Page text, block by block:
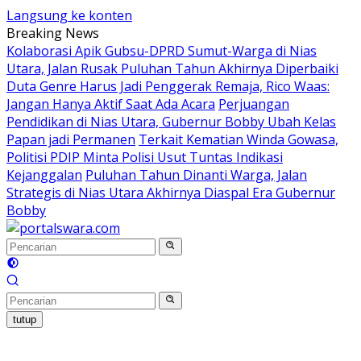
Langsung ke konten
Breaking News
Kolaborasi Apik Gubsu-DPRD Sumut-Warga di Nias
Utara, Jalan Rusak Puluhan Tahun Akhirnya Diperbaiki
Duta Genre Harus Jadi Penggerak Remaja, Rico Waas:
Jangan Hanya Aktif Saat Ada Acara Perjuangan
Pendidikan di Nias Utara, Gubernur Bobby Ubah Kelas
Papan jadi Permanen Terkait Kematian Winda Gowasa,
Politisi PDIP Minta Polisi Usut Tuntas Indikasi
Kejanggalan Puluhan Tahun Dinanti Warga, Jalan
Strategis di Nias Utara Akhirnya Diaspal Era Gubernur
Bobby
tutup